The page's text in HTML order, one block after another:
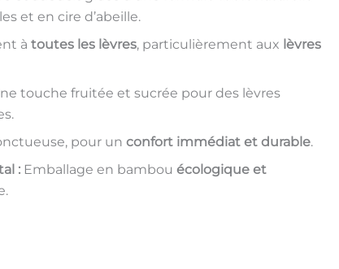
et en cire d’abeille.
àtoutes les lèvres, particulièrement aux lèvres
touche fruitée et sucrée pour des lèvres
pour unconfort immédiat et durable.
: Emballage en bambouécologique et